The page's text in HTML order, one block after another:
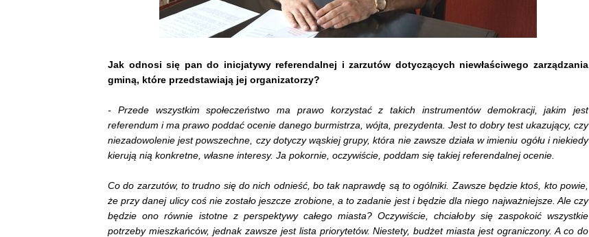
Jak odnosi się pan do inicjatywy referendalnej i zarzutów dotyczących niewłaściwego zarządzania
gminą, które przedstawiają jej organizatorzy?
- Przede wszystkim społeczeństwo ma prawo korzystać z takich instrumentów demokracji, jakim jest
referendum i ma prawo poddać ocenie danego burmistrza, wójta, prezydenta. Jest to dobry test ukazujący, czy
niezadowolenie jest powszechne, czy dotyczy wąskiej grupy, która nie zawsze działa w imieniu ogółu i niekiedy
kierują nią konkretne, własne interesy. Ja pokornie, oczywiście, poddam się takiej referendalnej ocenie.
Co do zarzutów, to trudno się do nich odnieść, bo tak naprawdę są to ogólniki. Zawsze będzie ktoś, kto powie,
że przy danej ulicy coś nie zostało jeszcze zrobione, a to zadanie jest i będzie dla niego najważniejsze. Ale czy
będzie ono równie istotne z perspektywy całego miasta? Oczywiście, chciałoby się zaspokoić wszystkie
potrzeby mieszkańców, jednak zawsze jest lista priorytetów. Niestety, budżet miasta jest ograniczony. A co do